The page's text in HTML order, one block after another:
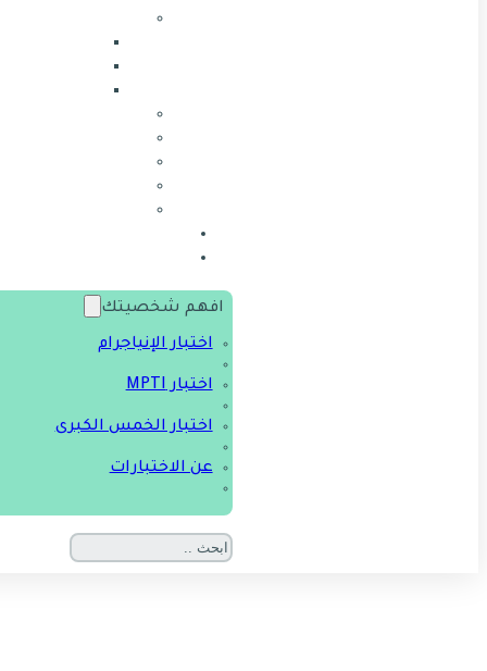
افهم شخصيتك
اختبار الإنياجرام
اختبار MPTI
اختبار الخمس الكبرى
عن الاختبارات